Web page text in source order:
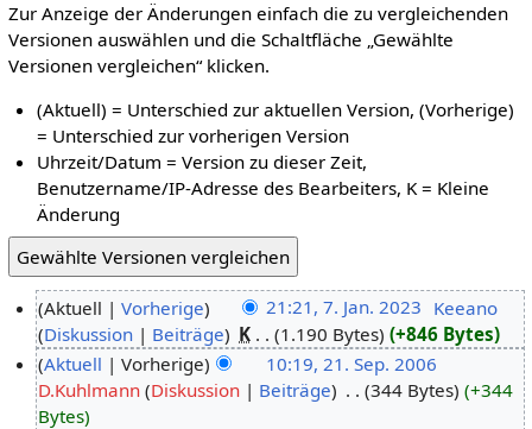
Zur Anzeige der Änderungen einfach die zu vergleichenden
Versionen auswählen und die Schaltfläche „Gewählte
Versionen vergleichen“ klicken.
(Aktuell) = Unterschied zur aktuellen Version, (Vorherige)
= Unterschied zur vorherigen Version
Uhrzeit/Datum = Version zu dieser Zeit,
Benutzername/IP-Adresse des Bearbeiters, K = Kleine
Änderung
Aktuell Vorherige 21:21, 7. Jan. 2023 Keeano
Diskussion
Beiträge K 1.190 Bytes
+846 Bytes
Aktuell
Vorherige
10:19, 21. Sep. 2006
D.Kuhlmann Diskussion Beiträge 344 Bytes
+344
Bytes